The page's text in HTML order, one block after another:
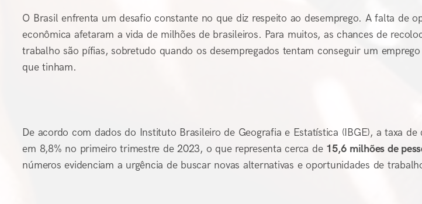
O Brasil enfrenta um desafio constante no que diz respeito ao desemprego. A falta de
econômica afetaram a vida de milhões de brasileiros. Para muitos, as chances de
trabalho são pífias, sobretudo quando os desempregados tentam conseguir um
que tinham.
De acordo com dados do Instituto Brasileiro de Geografia e Estatística (IBGE), a taxa
em 8,8% no primeiro trimestre de 2023, o que representa cerca de 15,6 milhões de
números evidenciam a urgência de buscar novas alternativas e oportunidades de